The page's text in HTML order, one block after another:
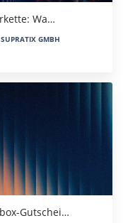
Wa…
GMBH
Gutschei…